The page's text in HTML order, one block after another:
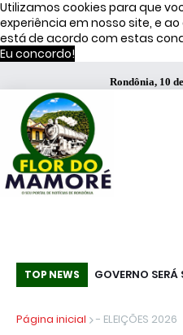
Utilizamos cookies para que
experiência em nosso site, e
está de acordo com estas
Eu concordo!
Rondônia, 10
TOP NEWS
é preso pelo
GOVERNO
RECEBIMENTO
Página inicial
- ELEIÇÕES 2026